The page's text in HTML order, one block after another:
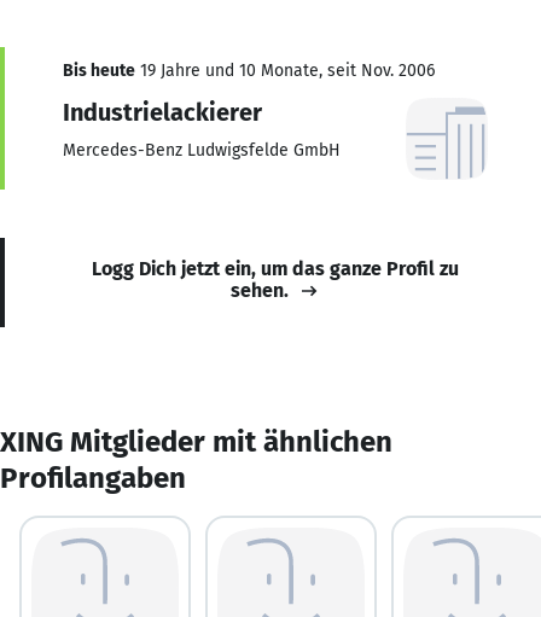
Bis heute 19 Jahre und 10 Monate, seit Nov. 2006
Industrielackierer
Mercedes-Benz Ludwigsfelde GmbH
Logg Dich jetzt ein, um das ganze Profil zu
sehen.
XING Mitglieder mit ähnlichen
Profilangaben